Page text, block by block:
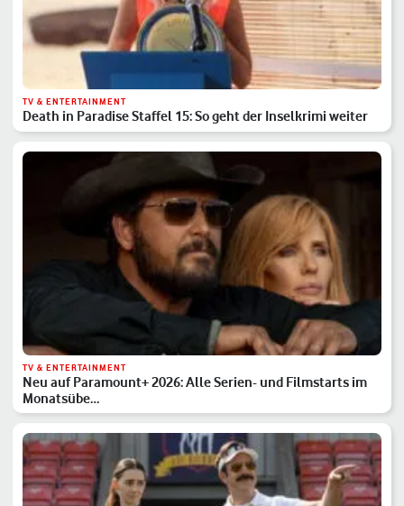
TV & ENTERTAINMENT
Death in Paradise Staffel 15: So geht der Inselkrimi weiter
TV & ENTERTAINMENT
Neu auf Paramount+ 2026: Alle Serien- und Filmstarts im
Monatsübe…